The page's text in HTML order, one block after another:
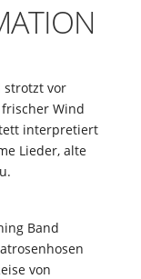
strotzt vor
Wind
interpretiert
Lieder, alte
Band
von